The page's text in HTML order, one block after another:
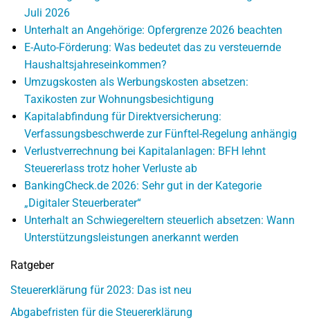
Juli 2026
Unterhalt an Angehörige: Opfergrenze 2026 beachten
E-Auto-Förderung: Was bedeutet das zu versteuernde
Haushaltsjahreseinkommen?
Umzugskosten als Werbungskosten absetzen:
Taxikosten zur Wohnungsbesichtigung
Kapitalabfindung für Direktversicherung:
Verfassungsbeschwerde zur Fünftel-Regelung anhängig
Verlustverrechnung bei Kapitalanlagen: BFH lehnt
Steuererlass trotz hoher Verluste ab
BankingCheck.de 2026: Sehr gut in der Kategorie
„Digitaler Steuerberater“
Unterhalt an Schwiegereltern steuerlich absetzen: Wann
Unterstützungsleistungen anerkannt werden
Ratgeber
Steuererklärung für 2023: Das ist neu
Abgabefristen für die Steuererklärung